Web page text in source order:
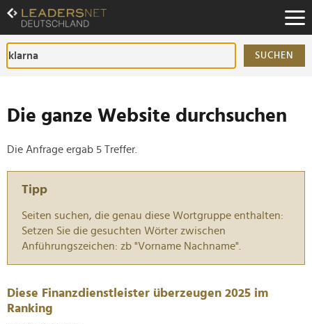
Zum
Inhalt
Zur
Fußzeilen-
Navigation
SUCHEN
Die ganze Website durchsuchen
Die Anfrage ergab 5 Treffer.
Tipp
Seiten suchen, die genau diese Wortgruppe enthalten:
Setzen Sie die gesuchten Wörter zwischen
Anführungszeichen: zb "Vorname Nachname".
Diese Finanzdienstleister überzeugen 2025 im
Ranking